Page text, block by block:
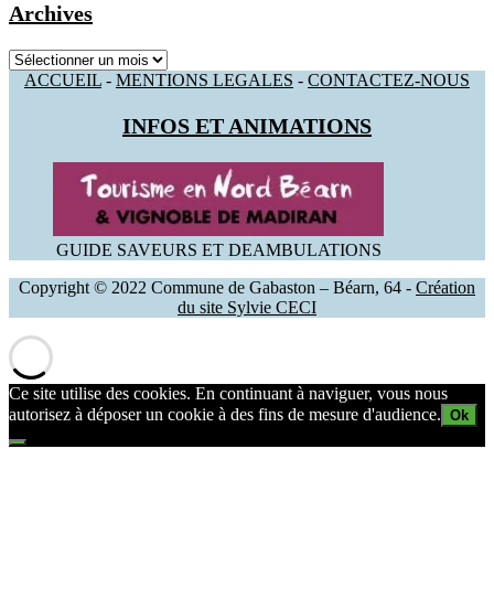
Archives
Archives
ACCUEIL - MENTIONS LEGALES - CONTACTEZ-NOUS
INFOS ET ANIMATIONS
GUIDE SAVEURS ET DEAMBULATIONS
Copyright © 2022 Commune de Gabaston – Béarn, 64 - Création
du site Sylvie CECI
Ce site utilise des cookies. En continuant à naviguer, vous nous
autorisez à déposer un cookie à des fins de mesure d'audience. Ok